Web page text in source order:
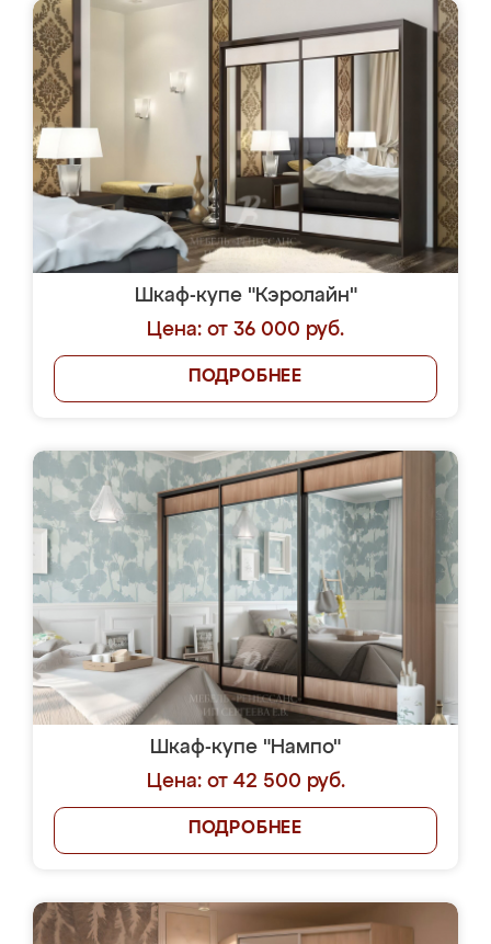
Шкаф-купе "Кэролайн"
Цена: от 36 000 руб.
ПОДРОБНЕЕ
Шкаф-купе "Нампо"
Цена: от 42 500 руб.
ПОДРОБНЕЕ